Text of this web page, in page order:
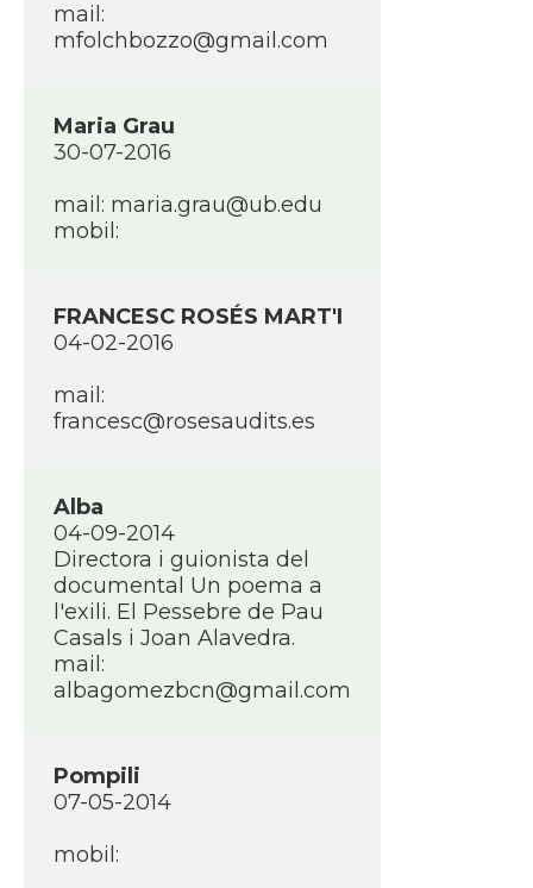
mail:
mfolchbozzo@gmail.com
Maria Grau
30-07-2016
mail: maria.grau@ub.edu
mobil:
FRANCESC ROSÉS MART'I
04-02-2016
mail:
francesc@rosesaudits.es
Alba
04-09-2014
Directora i guionista del
documental Un poema a
l'exili. El Pessebre de Pau
Casals i Joan Alavedra.
mail:
albagomezbcn@gmail.com
Pompili
07-05-2014
mobil: